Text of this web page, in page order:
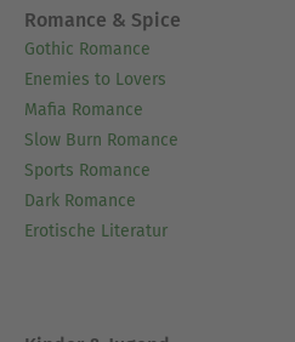
Romance & Spice
Gothic Romance
Enemies to Lovers
Mafia Romance
Slow Burn Romance
Sports Romance
Dark Romance
Erotische Literatur